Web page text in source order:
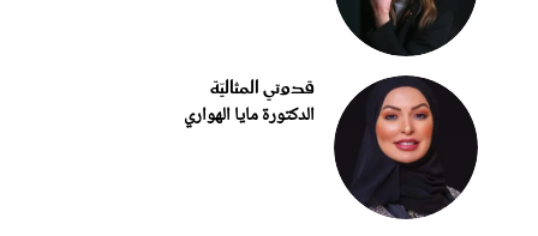
قدوتي المثاليّة
الدكتورة مايا الهواري